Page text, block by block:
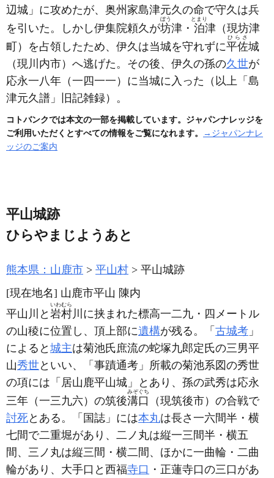
辺城」に攻めたが、奥州家島津元久の命で守久は兵
を引いた。しかし伊集院頼久が坊
ぼう
津・ 泊
とまり
津 （現坊津
町） を占領したため、伊久は当城を守れずに平佐
ひらさ
城
（現川内市） へ逃げた。その後、伊久の孫の久世が
応永一八年 （一四一一） に当城に入った （以上「島
津元久譜」旧記雑録） 。
コトバンクでは本文の一部を掲載しています。ジャパンナレッジを
ご利用いただくとすべての情報をご覧になれます。
→ジャパンナレ
ッジのご案内
平山城跡
ひらやまじようあと
熊本県：山鹿市 平山村
平山城跡
[現在地名] 山鹿市平山 陳内
平山川と 岩村
いわむら
川に挟まれた標高一二九・四メートル
の山稜に位置し、頂上部に遺構が残る。「 古城考 」
によると 城主は菊池氏庶流の蛇塚九郎定氏の三男平
山秀世といい、「事蹟通考」所載の菊池系図の秀世
の項には「居山鹿平山城」とあり、孫の武秀は応永
三年 （一三九六） の筑後溝口
みぞぐち
（現筑後市） の合戦で
討死とある。「国誌」には本丸は長さ一六間半・横
七間で二重堀があり、二ノ丸は縦一三間半・横五
間、三ノ丸は縦三間・横二間、ほかに一曲輪・二曲
輪があり、大手口と西福寺口 ・正蓮寺口の三口があ